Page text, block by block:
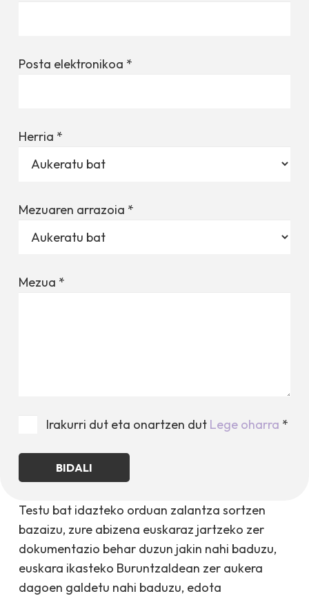
Posta elektronikoa *
Herria *
Mezuaren arrazoia *
Mezua *
Irakurri dut eta onartzen dut Lege oharra *
Testu bat idazteko orduan zalantza sortzen
bazaizu, zure abizena euskaraz jartzeko zer
dokumentazio behar duzun jakin nahi baduzu,
euskara ikasteko Buruntzaldean zer aukera
dagoen galdetu nahi baduzu, edota